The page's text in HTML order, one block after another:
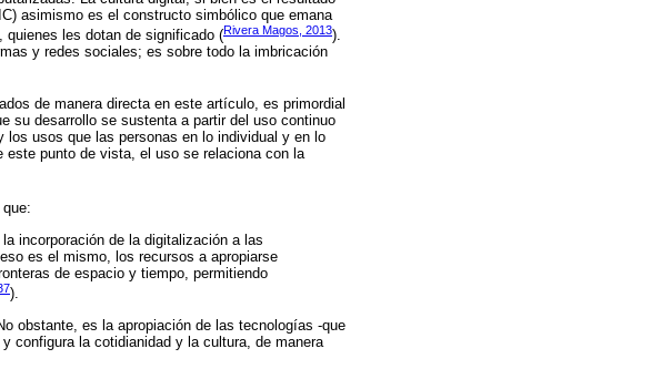
asimismo es el constructo simbólico que emana
les dotan de significado (Rivera Magos, 2013).
y redes sociales; es sobre todo la imbricación
de manera directa en este artículo, es primordial
su desarrollo se sustenta a partir del uso continuo
usos que las personas en lo individual y en lo
punto de vista, el uso se relaciona con la
incorporación de la digitalización a las
es el mismo, los recursos a apropiarse
de espacio y tiempo, permitiendo
).
obstante, es la apropiación de las tecnologías -que
configura la cotidianidad y la cultura, de manera